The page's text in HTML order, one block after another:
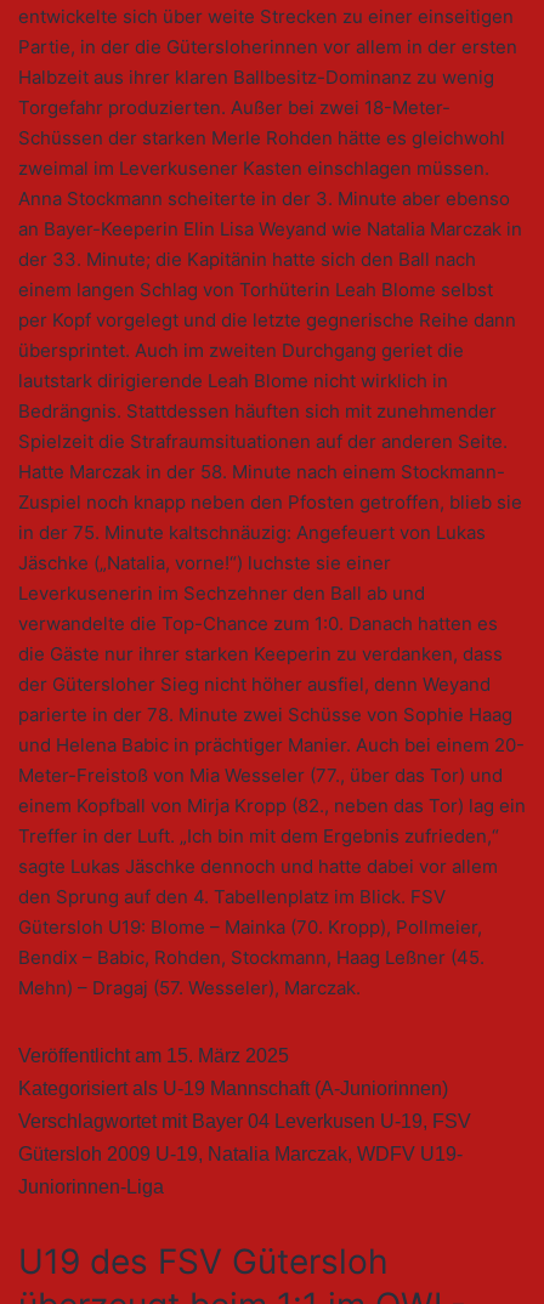
entwickelte sich über weite Strecken zu einer einseitigen
Partie, in der die Gütersloherinnen vor allem in der ersten
Halbzeit aus ihrer klaren Ballbesitz-Dominanz zu wenig
Torgefahr produzierten. Außer bei zwei 18-Meter-
Schüssen der starken Merle Rohden hätte es gleichwohl
zweimal im Leverkusener Kasten einschlagen müssen.
Anna Stockmann scheiterte in der 3. Minute aber ebenso
an Bayer-Keeperin Elin Lisa Weyand wie Natalia Marczak in
der 33. Minute; die Kapitänin hatte sich den Ball nach
einem langen Schlag von Torhüterin Leah Blome selbst
per Kopf vorgelegt und die letzte gegnerische Reihe dann
übersprintet. Auch im zweiten Durchgang geriet die
lautstark dirigierende Leah Blome nicht wirklich in
Bedrängnis. Stattdessen häuften sich mit zunehmender
Spielzeit die Strafraumsituationen auf der anderen Seite.
Hatte Marczak in der 58. Minute nach einem Stockmann-
Zuspiel noch knapp neben den Pfosten getroffen, blieb sie
in der 75. Minute kaltschnäuzig: Angefeuert von Lukas
Jäschke („Natalia, vorne!“) luchste sie einer
Leverkusenerin im Sechzehner den Ball ab und
verwandelte die Top-Chance zum 1:0. Danach hatten es
die Gäste nur ihrer starken Keeperin zu verdanken, dass
der Gütersloher Sieg nicht höher ausfiel, denn Weyand
parierte in der 78. Minute zwei Schüsse von Sophie Haag
und Helena Babic in prächtiger Manier. Auch bei einem 20-
Meter-Freistoß von Mia Wesseler (77., über das Tor) und
einem Kopfball von Mirja Kropp (82., neben das Tor) lag ein
Treffer in der Luft. „Ich bin mit dem Ergebnis zufrieden,“
sagte Lukas Jäschke dennoch und hatte dabei vor allem
den Sprung auf den 4. Tabellenplatz im Blick. FSV
Gütersloh U19: Blome – Mainka (70. Kropp), Pollmeier,
Bendix – Babic, Rohden, Stockmann, Haag Leßner (45.
Mehn) – Dragaj (57. Wesseler), Marczak.
Veröffentlicht am 15. März 2025
Kategorisiert als U-19 Mannschaft (A-Juniorinnen)
Verschlagwortet mit Bayer 04 Leverkusen U-19, FSV
Gütersloh 2009 U-19, Natalia Marczak, WDFV U19-
Juniorinnen-Liga
U19 des FSV Gütersloh